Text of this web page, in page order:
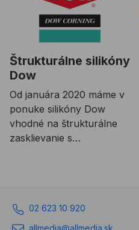
Štrukturálne silikóny
Dow
Od januára 2020 máme v
ponuke silikóny Dow
vhodné na štrukturálne
zasklievanie s
02 623 10 920
allmedia@allmedia.sk